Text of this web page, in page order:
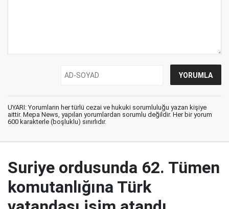
UYARI: Yorumların her türlü cezai ve hukuki sorumluluğu yazan kişiye
aittir. Mepa News, yapılan yorumlardan sorumlu değildir. Her bir yorum
600 karakterle (boşluklu) sınırlıdır.
Suriye ordusunda 62. Tümen
komutanlığına Türk